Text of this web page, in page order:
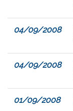
04/09/2008
04/09/2008
01/09/2008